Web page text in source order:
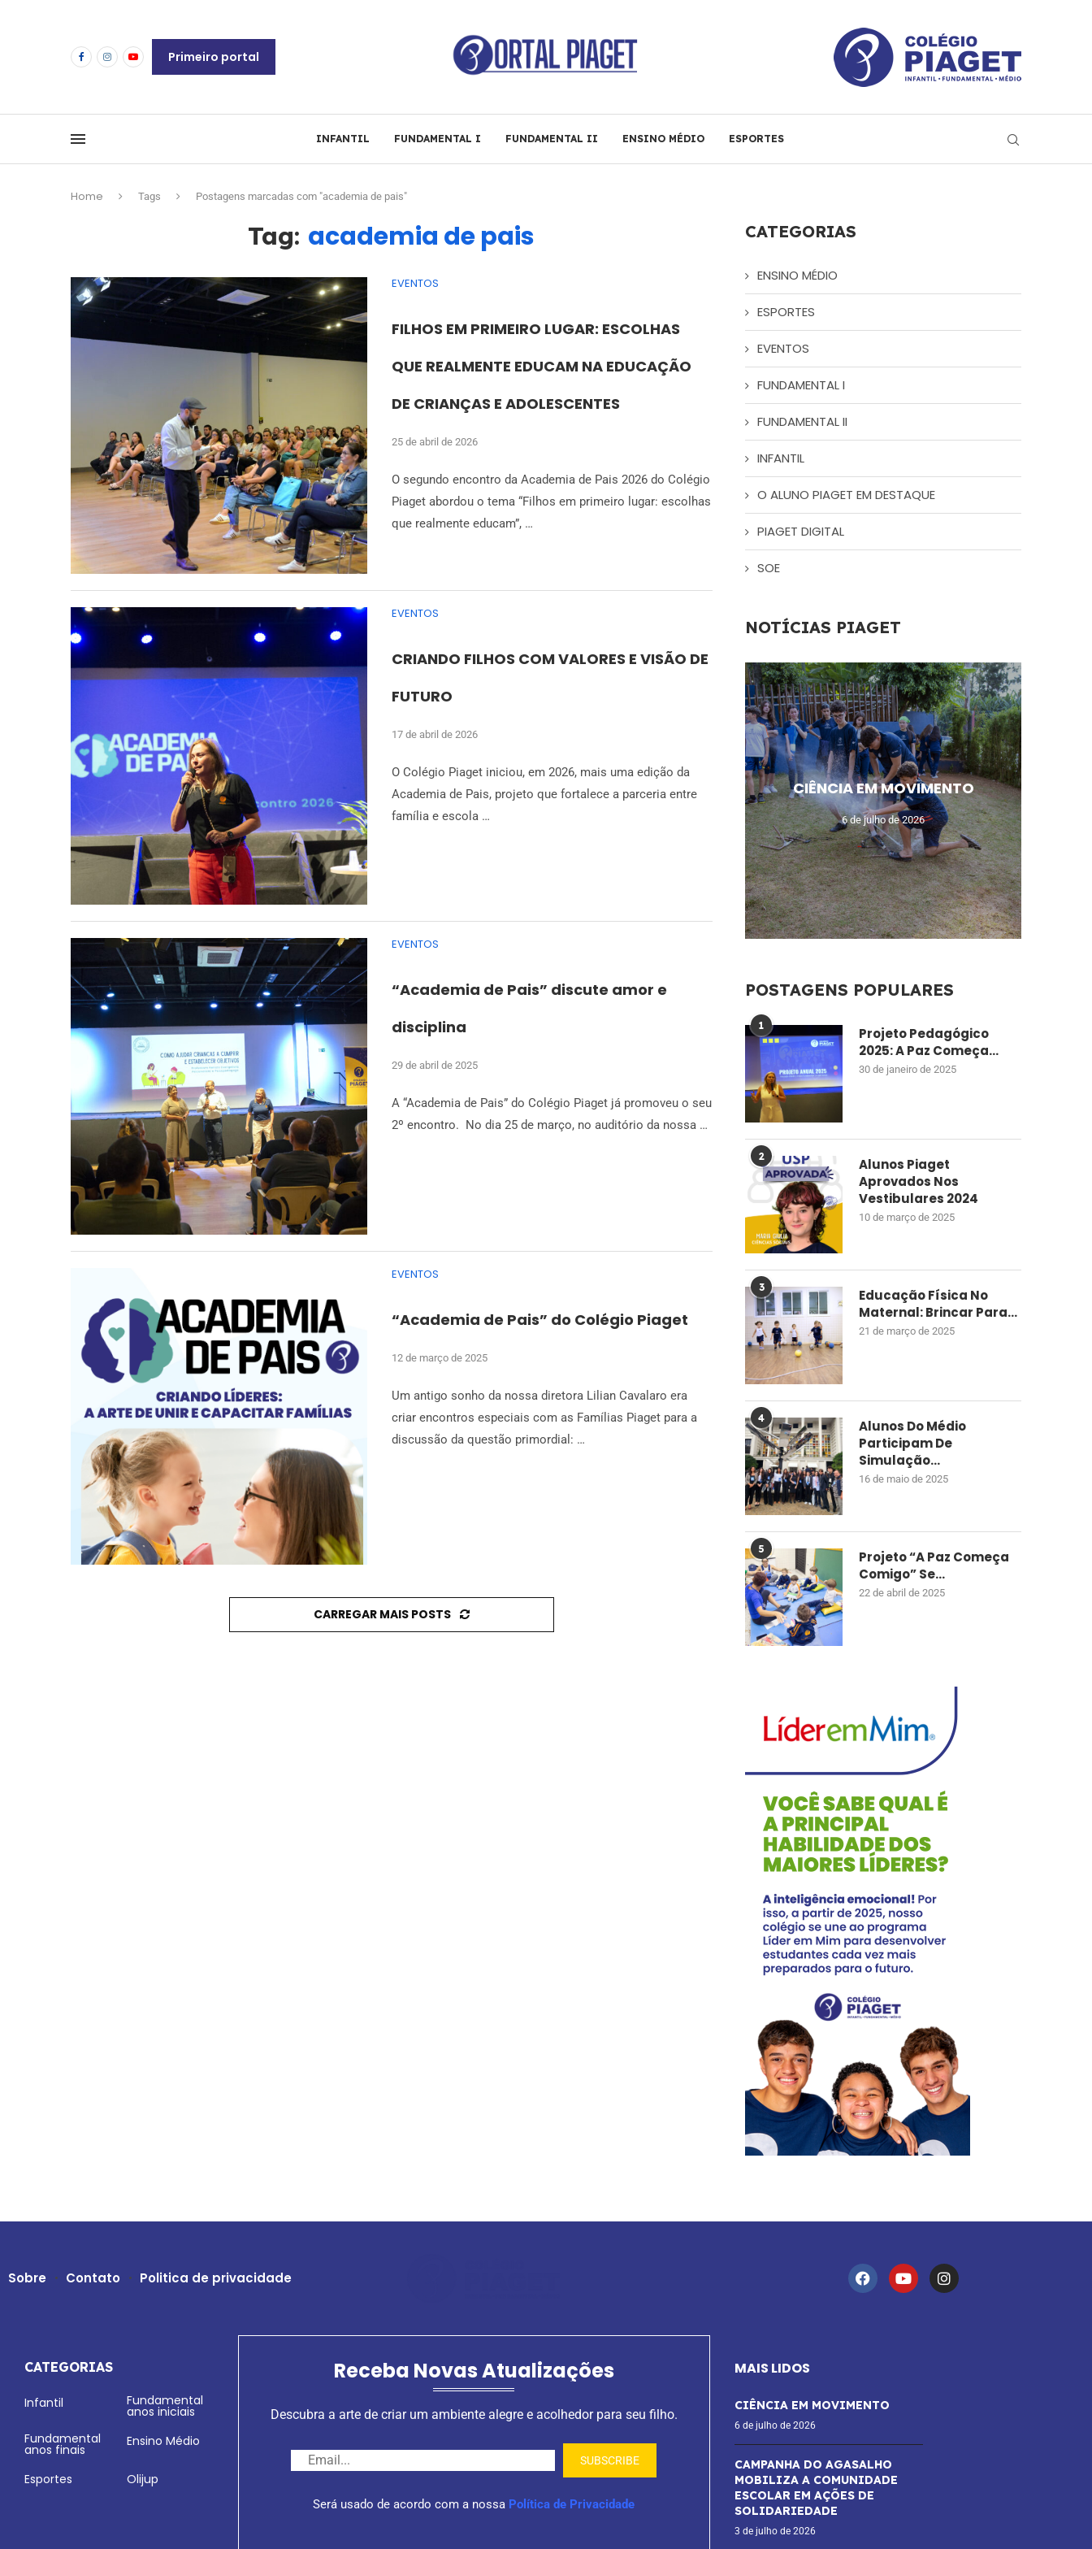
Primeiro portal
INFANTIL FUNDAMENTAL I FUNDAMENTAL II ENSINO MÉDIO ESPORTES
Home Tags Postagens marcadas com "academia de pais"
Tag: academia de pais
EVENTOS
FILHOS EM PRIMEIRO LUGAR: ESCOLHAS
QUE REALMENTE EDUCAM NA EDUCAÇÃO
DE CRIANÇAS E ADOLESCENTES
25 de abril de 2026
O segundo encontro da Academia de Pais 2026 do Colégio
Piaget abordou o tema “Filhos em primeiro lugar: escolhas
que realmente educam”, …
EVENTOS
CRIANDO FILHOS COM VALORES E VISÃO DE
FUTURO
17 de abril de 2026
O Colégio Piaget iniciou, em 2026, mais uma edição da
Academia de Pais, projeto que fortalece a parceria entre
família e escola …
EVENTOS
“Academia de Pais” discute amor e
disciplina
29 de abril de 2025
A “Academia de Pais” do Colégio Piaget já promoveu o seu
2º encontro. No dia 25 de março, no auditório da nossa …
EVENTOS
“Academia de Pais” do Colégio Piaget
12 de março de 2025
Um antigo sonho da nossa diretora Lilian Cavalaro era
criar encontros especiais com as Famílias Piaget para a
discussão da questão primordial: …
CARREGAR MAIS POSTS
CATEGORIAS
ENSINO MÉDIO
ESPORTES
EVENTOS
FUNDAMENTAL I
FUNDAMENTAL II
INFANTIL
O ALUNO PIAGET EM DESTAQUE
PIAGET DIGITAL
SOE
NOTÍCIAS PIAGET
CIÊNCIA EM MOVIMENTO
6 de julho de 2026
POSTAGENS POPULARES
1
Projeto Pedagógico
2025: A Paz Começa...
30 de janeiro de 2025
2
Alunos Piaget
Aprovados Nos
Vestibulares 2024
10 de março de 2025
3
Educação Física No
Maternal: Brincar Para...
21 de março de 2025
4
Alunos Do Médio
Participam De
Simulação...
16 de maio de 2025
5
Projeto “A Paz Começa
Comigo” Se...
22 de abril de 2025
Sobre Contato Politica de privacidade
CATEGORIAS
Infantil Fundamental
anos iniciais
Fundamental
anos finais
Ensino Médio
Esportes Olijup
Receba Novas Atualizações
Descubra a arte de criar um ambiente alegre e acolhedor para seu filho.
Será usado de acordo com a nossa Política de Privacidade
MAIS LIDOS
CIÊNCIA EM MOVIMENTO
6 de julho de 2026
CAMPANHA DO AGASALHO
MOBILIZA A COMUNIDADE
ESCOLAR EM AÇÕES DE
SOLIDARIEDADE
3 de julho de 2026